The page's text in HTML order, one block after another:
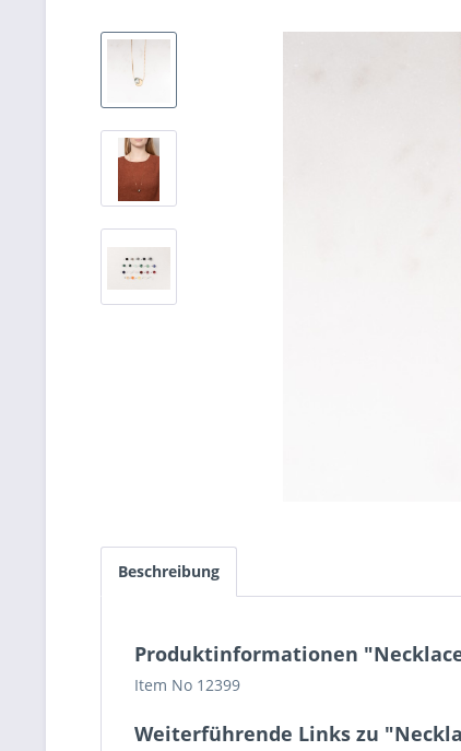
Beschreibung
Produktinformationen
Item No 12399
Weiterführende Links zu